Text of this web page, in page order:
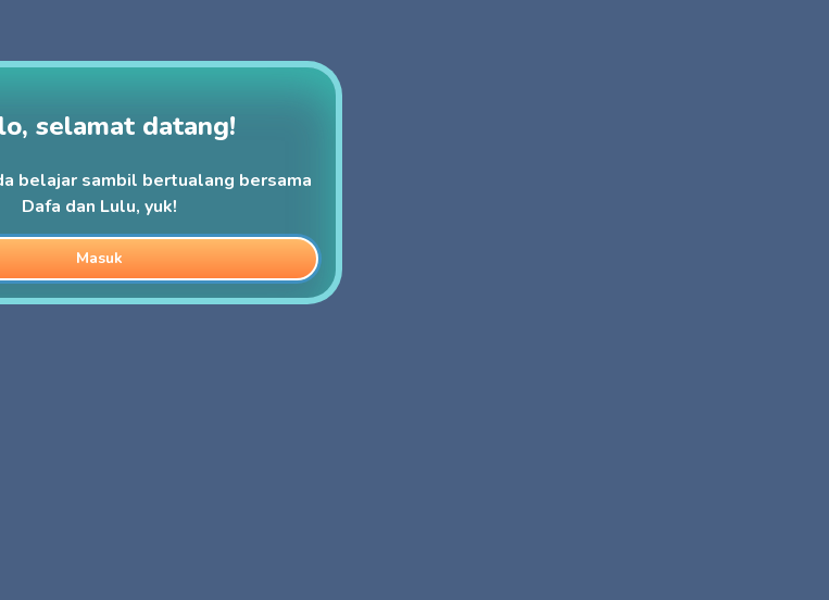
selamat datang!
belajar sambil bertualang bersama
Dafa dan Lulu, yuk!
Masuk